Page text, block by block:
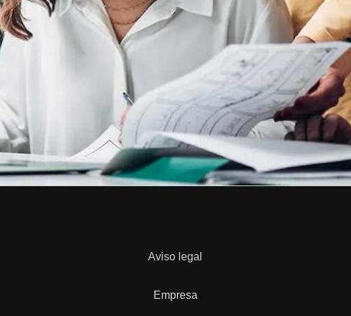
Aviso legal
Empresa